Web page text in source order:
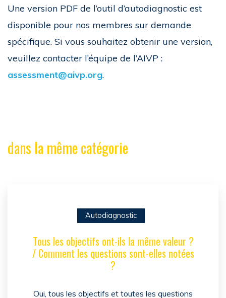
Une version PDF de l’outil d’autodiagnostic est
disponible pour nos membres sur demande
spécifique. Si vous souhaitez obtenir une version,
veuillez contacter l’équipe de l’AIVP :
assessment@aivp.org.
dans la même catégorie
Autodiagnostic
Tous les objectifs ont-ils la même valeur ?
/ Comment les questions sont-elles notées
?
Oui, tous les objectifs et toutes les questions